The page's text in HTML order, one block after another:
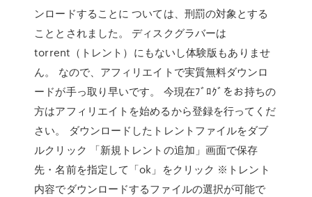
ンロードすることに ついては、刑罰の対象とする
こととされました。 ディスクグラバーは
torrent（トレント）にもないし体験版もありませ
ん。 なので、アフィリエイトで実質無料ダウンロ
ードが手っ取り早いです。 今現在ﾌﾞﾛｸﾞをお持ちの
方はアフィリエイトを始めるから登録を行ってくだ
さい。 ダウンロードしたトレントファイルをダブ
ルクリック 「新規トレントの追加」画面で保存
先・名前を指定して「ok」をクリック ※トレント
内容でダウンロードするファイルの選択が可能で